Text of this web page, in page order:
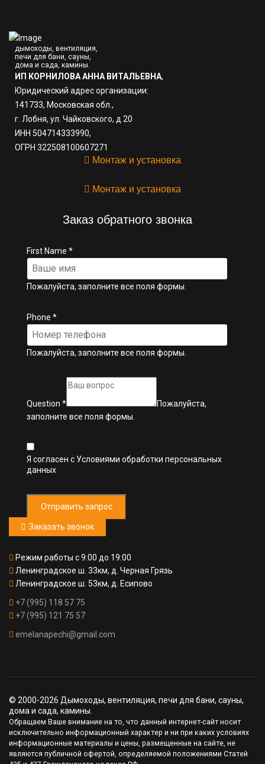
дымоходы, вентиляция,
печи для бани, сауны,
дома и сада, камины.
ИП КОРНИЛОВА АННА ВИТАЛЬЕВНА,
Юридический адрес организации:
141733, Московская обл.,
г. Лобня, ул. Чайковского, д 20
ИНН 504714333990,
ОГРН 322508100607271
Монтаж и установка
Монтаж и установка
Заказ обратного звонка
First Name *
Пожалуйста, заполните все поля формы.
Phone *
Пожалуйста, заполните все поля формы.
Question *
Пожалуйста,
заполните все поля формы.
Я согласен с Условиями обработки персональных
данных
Отправить запрос
Заказать звонок
Режим работы с 9:00 до 19:00
Ленинградское ш. 33км, д. Черная Грязь
Ленинградское ш. 53км, д. Есипово
+7 (995) 118 57 75
+7 (995) 121 75 57
emelanapechi@gmail.com
© 2000-2026 Дымоходы, вентиляция, печи для бани, сауны,
дома и сада, камины.
Обращаем Ваше внимание на то, что данный интернет-сайт носит
исключительно информационный характер и ни при каких условиях
информационные материалы и цены, размещенные на сайте, не
являются публичной офертой, определяемой положениями Статей